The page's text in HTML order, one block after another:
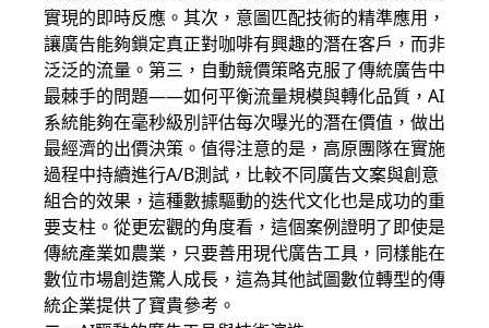
實現的即時反應。其次，意圖匹配技術的精準應用，
讓廣告能夠鎖定真正對咖啡有興趣的潛在客戶，而非
泛泛的流量。第三，自動競價策略克服了傳統廣告中
最棘手的問題——如何平衡流量規模與轉化品質，AI
系統能夠在毫秒級別評估每次曝光的潛在價值，做出
最經濟的出價決策。值得注意的是，高原團隊在實施
過程中持續進行A/B測試，比較不同廣告文案與創意
組合的效果，這種數據驅動的迭代文化也是成功的重
要支柱。從更宏觀的角度看，這個案例證明了即使是
傳統產業如農業，只要善用現代廣告工具，同樣能在
數位市場創造驚人成長，這為其他試圖數位轉型的傳
統企業提供了寶貴參考。